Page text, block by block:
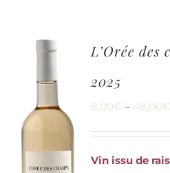
L’Orée des
2025
8,00€ – 48,00€
Vin issu de